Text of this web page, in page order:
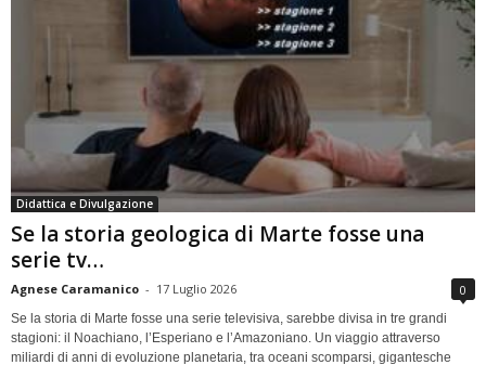
Didattica e Divulgazione
Se la storia geologica di Marte fosse una
serie tv…
Agnese Caramanico - 17 Luglio 2026 0
Se la storia di Marte fosse una serie televisiva, sarebbe divisa in tre grandi
stagioni: il Noachiano, l’Esperiano e l’Amazoniano. Un viaggio attraverso
miliardi di anni di evoluzione planetaria, tra oceani scomparsi, gigantesche